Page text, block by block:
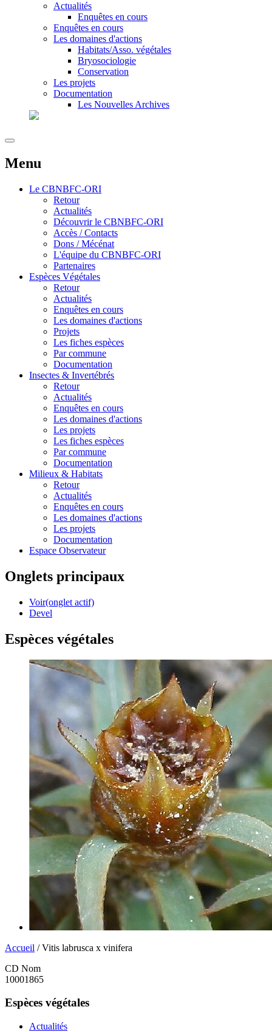
Actualités
Enquêtes en cours
Enquêtes en cours
Les domaines d'actions
Habitats/Asso. végétales
Bryosociologie
Conservation
Les projets
Documentation
Les Nouvelles Archives
Menu
Le CBNBFC-ORI
Retour
Actualités
Découvrir le CBNBFC-ORI
Accès / Contacts
Dons / Mécénat
L'équipe du CBNBFC-ORI
Partenaires
Espèces Végétales
Retour
Actualités
Enquêtes en cours
Les domaines d'actions
Projets
Les fiches espèces
Par commune
Documentation
Insectes & Invertébrés
Retour
Actualités
Enquêtes en cours
Les domaines d'actions
Les projets
Les fiches espèces
Par commune
Documentation
Milieux & Habitats
Retour
Actualités
Enquêtes en cours
Les domaines d'actions
Les projets
Documentation
Espace Observateur
Onglets principaux
Voir(onglet actif)
Devel
Espèces végétales
Accueil / Vitis labrusca x vinifera
CD Nom
10001865
Espèces végétales
Actualités